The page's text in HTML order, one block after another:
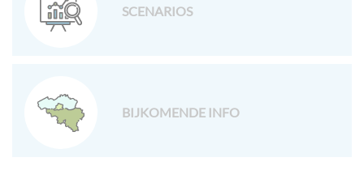
SCENARIOS
BIJKOMENDE INFO